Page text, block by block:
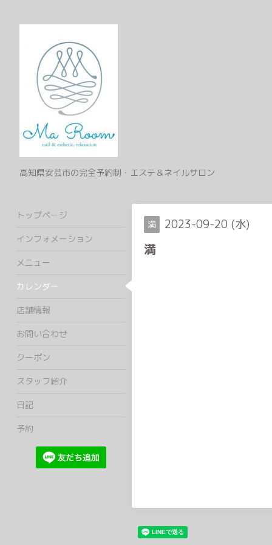
高知県安芸市の完全予約制・エステ＆ネイルサロン
満 2023-09-20 (水)
満
トップページ
インフォメーション
メニュー
カレンダー
店舗情報
お問い合わせ
クーポン
スタッフ紹介
日記
予約